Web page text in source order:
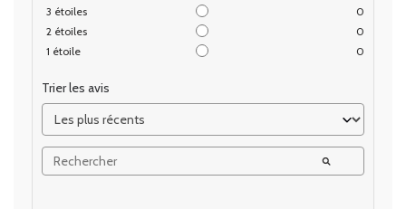
3 étoiles
0
2 étoiles
0
1 étoile 0
Trier les avis